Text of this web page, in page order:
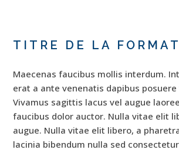
TITRE DE LA
Maecenas faucibus mollis interdum.
erat a ante venenatis dapibus
Vivamus sagittis lacus vel augue
faucibus dolor auctor. Nulla vitae elit
augue. Nulla vitae elit libero, a
lacinia bibendum nulla sed